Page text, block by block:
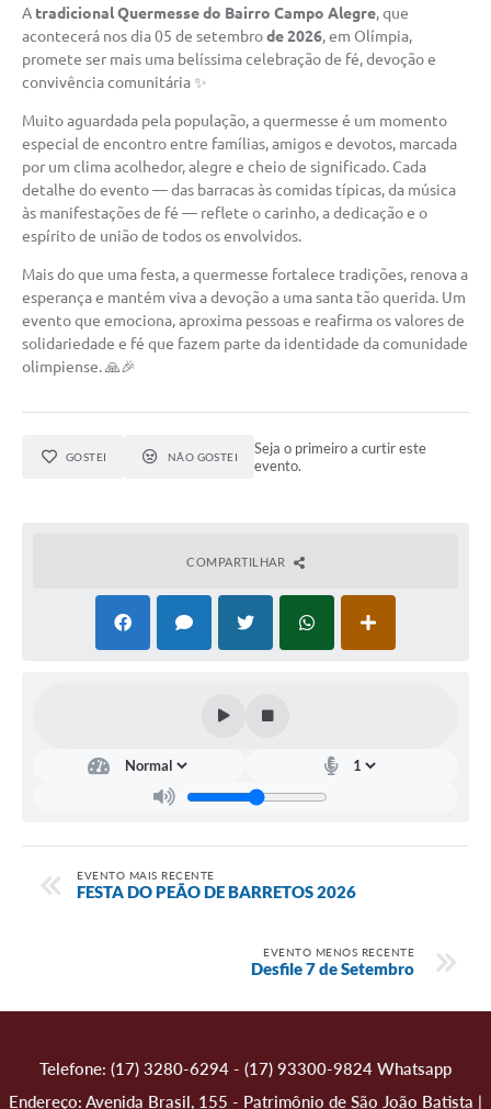
A tradicional Quermesse do Bairro Campo Alegre, que
acontecerá nos dia 05 de setembrode 2026, em Olímpia,
promete ser mais uma belíssima celebração de fé, devoção e
convivência comunitária ✨
Muito aguardada pela população, a quermesse é um momento
especial de encontro entre famílias, amigos e devotos, marcada
por um clima acolhedor, alegre e cheio de significado. Cada
detalhe do evento — das barracas às comidas típicas, da música
às manifestações de fé — reflete o carinho, a dedicação e o
espírito de união de todos os envolvidos.
Mais do que uma festa, a quermesse fortalece tradições, renova a
esperança e mantém viva a devoção a uma santa tão querida. Um
evento que emociona, aproxima pessoas e reafirma os valores de
solidariedade e fé que fazem parte da identidade da comunidade
olimpiense. 🙏🎉
GOSTEI NÃO GOSTEI
Seja o primeiro a curtir este
evento.
COMPARTILHAR
EVENTO MAIS RECENTE
FESTA DO PEÃO DE BARRETOS 2026
EVENTO MENOS RECENTE
Desfile 7 de Setembro
Telefone: (17) 3280-6294 - (17) 93300-9824 Whatsapp
Endereço: Avenida Brasil, 155 - Patrimônio de São João Batista |